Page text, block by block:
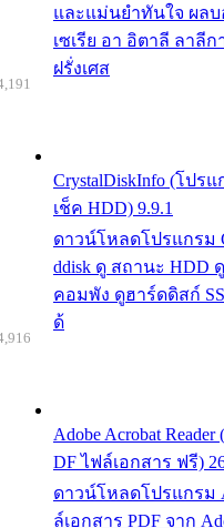
และแม่นยำทันใจ ผล
เซเรีย อา อิตาลี ลาลี
ฝรั่งเศส
CrystalDiskInfo (โปรแ
เช็ค HDD) 9.9.1
ดาวน์โหลดโปรแกรม
ddisk ดู สถานะ HDD
คอมพัง ดูฮาร์ดดิสก์
ด้
Adobe Acrobat
DF ไฟล์เอกสาร ฟรี)
ดาวน์โหลดโปรแกรม
ล์เอกสาร PDF จาก